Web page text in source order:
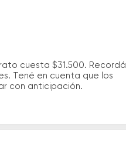
cuesta $31.500. Recordá
Tené en cuenta que los
con anticipación.